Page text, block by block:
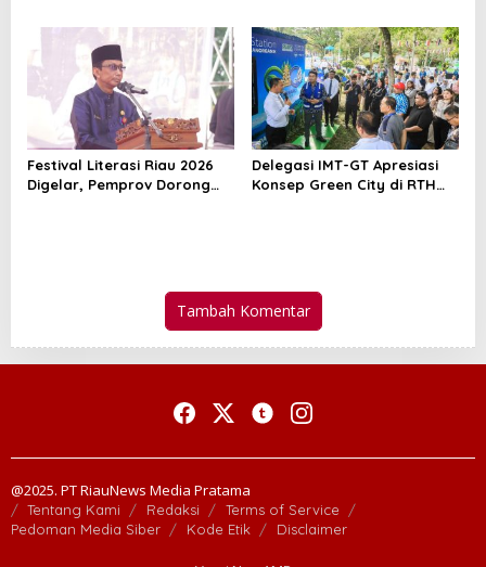
Beri Penjelasan
Kalangan Pelajar
Festival Literasi Riau 2026
Digelar, Pemprov Dorong
Delegasi IMT-GT Apresiasi
Konsep Green City di RTH
Tambah Komentar
@2025. PT RiauNews Media Pratama
Tentang Kami Redaksi
Terms of Service
Pedoman Media Siber
Kode Etik Disclaimer